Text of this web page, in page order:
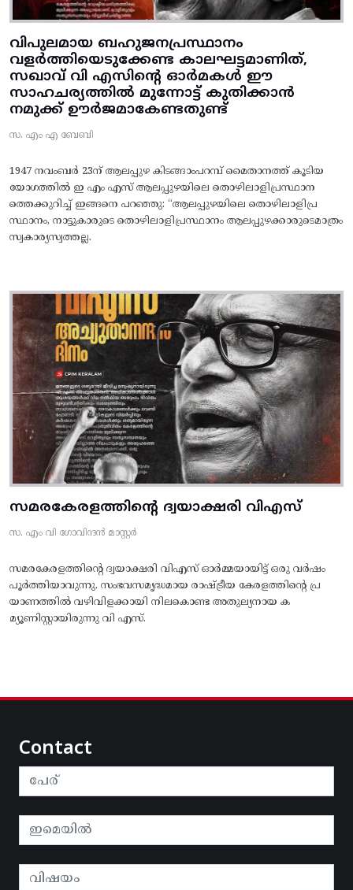
വിപുലമായ ബഹുജനപ്രസ്ഥാനം
വളർത്തിയെടുക്കേണ്ട കാലഘട്ടമാണിത്,
സഖാവ് വി എസിന്റെ ഓർമകൾ ഈ
സാഹചര്യത്തിൽ മുന്നോട്ട്‌ കുതിക്കാൻ
നമുക്ക് ഊർജമാകേണ്ടതുണ്ട്
സ. എം എ ബേബി
1947 നവംബർ 23ന് ആലപ്പുഴ കിടങ്ങാംപറമ്പ്‌ മൈതാനത്ത്‌ കൂടിയ
യോഗത്തിൽ ഇ എം എസ് ആലപ്പുഴയിലെ തൊഴിലാളിപ്രസ്ഥാന
ത്തെക്കുറിച്ച് ഇങ്ങനെ പറഞ്ഞു: “ആലപ്പുഴയിലെ തൊഴിലാളിപ്ര
സ്ഥാനം, നാട്ടുകാരുടെ തൊഴിലാളിപ്രസ്ഥാനം ആലപ്പുഴക്കാരുടെമാത്രം
സ്വകാര്യസ്വത്തല്ല.
സമരകേരളത്തിൻ്റെ ദ്വയാക്ഷരി വിഎസ്
സ. എം വി ഗോവിന്ദൻ മാസ്റ്റർ
സമരകേരളത്തിൻ്റെ ദ്വയാക്ഷരി വിഎസ് ഓർമ്മയായിട്ട് ഒരു വർഷം
പൂർത്തിയാവുന്നു. സംഭവസമൃദ്ധമായ രാഷ്ട്രീയ കേരളത്തിന്റെ പ്ര
യാണത്തിൽ വഴിവിളക്കായി നിലകൊണ്ട അതുല്യനായ ക
മ്യൂണിസ്റ്റായിരുന്നു വി എസ്.
Contact